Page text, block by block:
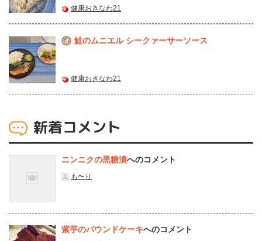
健康おきなわ21
3 鮭のムニエル シークァーサーソース
健康おきなわ21
新着コメント
ニンニクの黒糖漬へのコメント
も〜り
紫芋のパウンドケーキへのコメント